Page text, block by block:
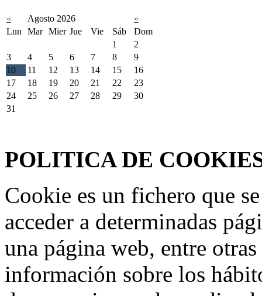
« Agosto 2026
»
Lun
Mar Mier Jue Vie Sáb
Dom
1
2
3
4 5 6 7 8
9
10
11 12 13 14 15
16
17
18 19 20 21 22
23
24
25 26 27 28 29
30
31
POLITICA DE
Cookie es un fichero que
acceder a determinadas
una página web, entre
información sobre los